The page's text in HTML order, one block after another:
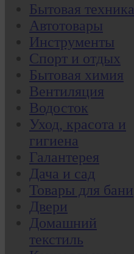
Бытовая техника
Автотовары
Инструменты
Спорт и отдых
Бытовая химия
Вентиляция
Водосток
Уход, красота и
гигиена
Галантерея
Дача и сад
Товары для бани
Двери
Домашний
текстиль